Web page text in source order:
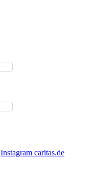
Instagram caritas.de